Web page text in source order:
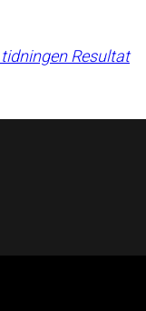
Resultat